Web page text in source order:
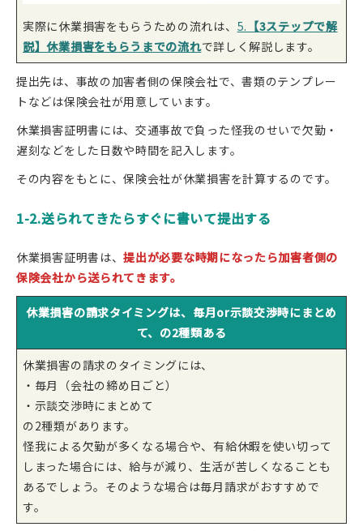
実際に休業損害をもらうための流れは、 5. 【3ステップで解
説】休業損害をもらうまでの流れで詳しく解説します。
提出先は、事故の加害者側の保険会社で、書類のテンプレー
トなどは保険会社が用意しています。
休業損害証明書には、交通事故で負った怪我のせいで欠勤・
遅刻などをした日数や時間を記入します。
その内容をもとに、保険会社が休業損害を計算するのです。
1-2.送られてきたらすぐに書いて提出する
休業損害証明書は、提出が必要な時期になったら加害者側の
保険会社から送られてきます。
休業損害の請求タイミングは、毎月or示談交渉時にまとめ
て、の2種類ある
休業損害の請求のタイミングには、
・毎月（会社の締め日ごと）
・示談交渉時にまとめて
の2種類があります。
怪我による欠勤が多くなる場合や、有給休暇を使い切って
しまった場合には、給与が減り、生活が苦しくなることも
あるでしょう。そのような場合は毎月請求がおすすめで
す。